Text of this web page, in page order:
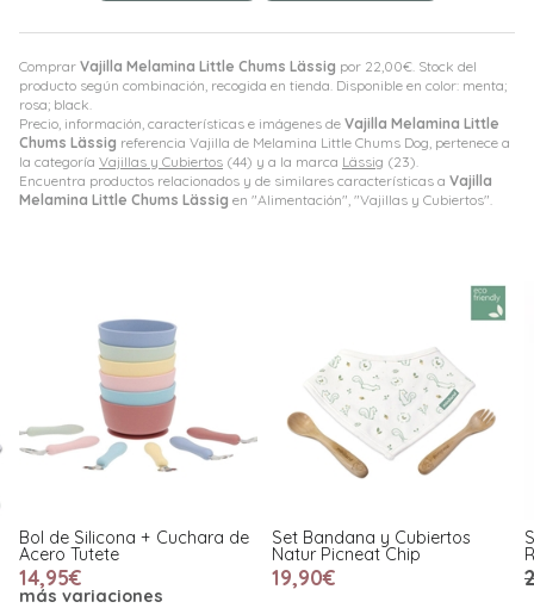
Comprar Vajilla Melamina Little Chums Lässig por 22,00€ . Stock del
producto según combinación, recogida en tienda. Disponible en color: menta;
rosa; black.
Precio, información, características e imágenes de Vajilla Melamina Little
Chums Lässig referencia Vajilla de Melamina Little Chums Dog, pertenece a
la categoría Vajillas y Cubiertos (44) y a la marca Lässig (23).
Encuentra productos relacionados y de similares características a Vajilla
Melamina Little Chums Lässig en "Alimentación", "Vajillas y Cubiertos".
Bol de Silicona + Cuchara de
Acero Tutete
14,95€
más variaciones
Set Bandana y Cubiertos
Natur Picneat Chip
19,90€